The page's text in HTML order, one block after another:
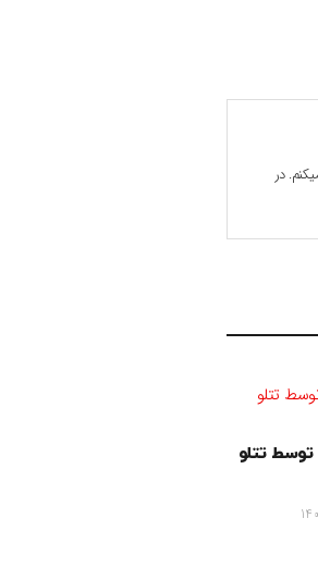
فعالت میکنم. در
تتلو